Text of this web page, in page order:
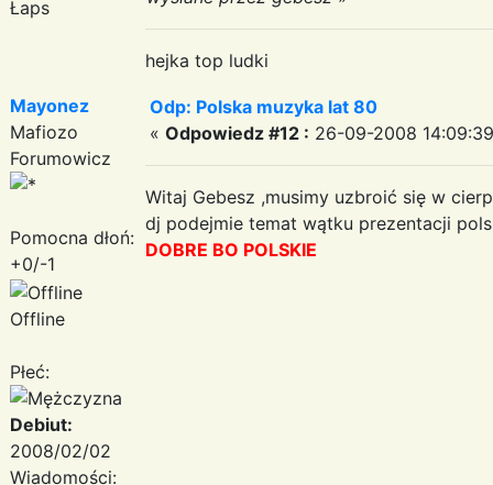
Łaps
hejka top ludki
Mayonez
Mafiozo
Forumowicz
Pomocna dłoń:
+0/-1
Offline
Płeć:
Debiut:
2008/02/02
Wiadomości:
Odp: Polska muzyka lat 80
« Odpowiedz #12 : 26-09-2008
Witaj Gebesz ,musimy uzbroić się w
dj podejmie temat wątku prezentacji
DOBRE BO POLSKIE